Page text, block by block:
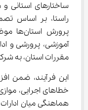
راستا، بر اساس
آموزشی، پرورشی و
مقررات استان، به
این فرآیند، ضمن